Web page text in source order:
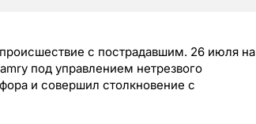
с пострадавшим. 26 июля на
под управлением нетрезвого
и совершил столкновение с